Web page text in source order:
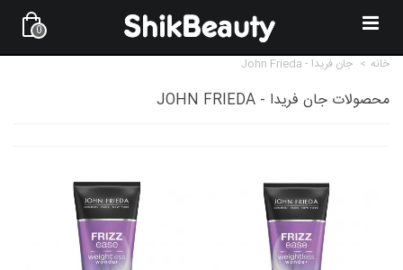
0
خانه > جان فریدا - John Frieda
محصولات جان فریدا - JOHN FRIEDA